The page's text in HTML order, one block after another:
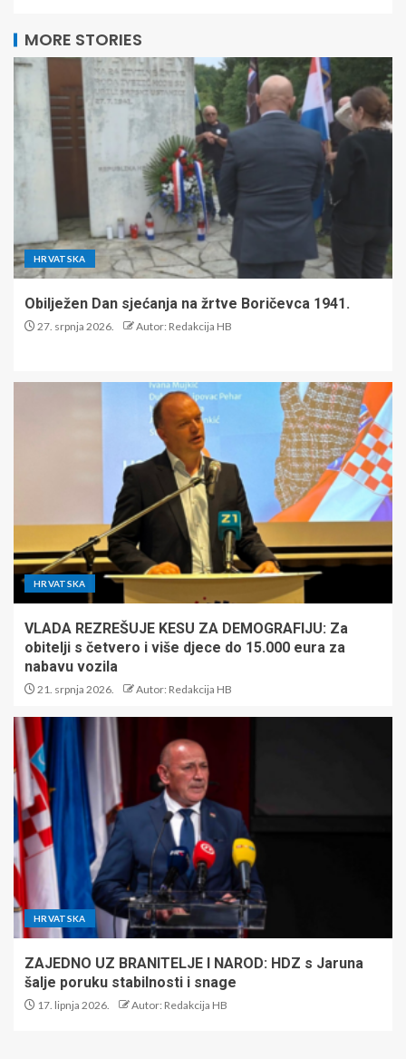
MORE STORIES
HRVATSKA
Obilježen Dan sjećanja na žrtve Boričevca 1941.
27. srpnja 2026. Autor: Redakcija HB
HRVATSKA
VLADA REZREŠUJE KESU ZA DEMOGRAFIJU: Za
obitelji s četvero i više djece do 15.000 eura za
nabavu vozila
21. srpnja 2026. Autor: Redakcija HB
HRVATSKA
ZAJEDNO UZ BRANITELJE I NAROD: HDZ s Jaruna
šalje poruku stabilnosti i snage
17. lipnja 2026. Autor: Redakcija HB